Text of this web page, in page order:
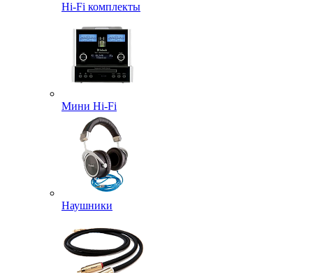
Hi-Fi комплекты
Мини Hi-Fi
Наушники